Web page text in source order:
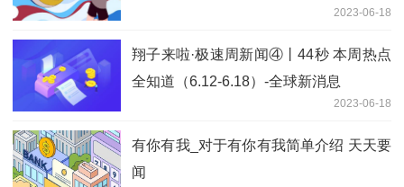
2023-06-18
翔子来啦·极速周新闻④丨44秒 本周热点
全知道（6.12-6.18）-全球新消息
2023-06-18
有你有我_对于有你有我简单介绍 天天要
闻